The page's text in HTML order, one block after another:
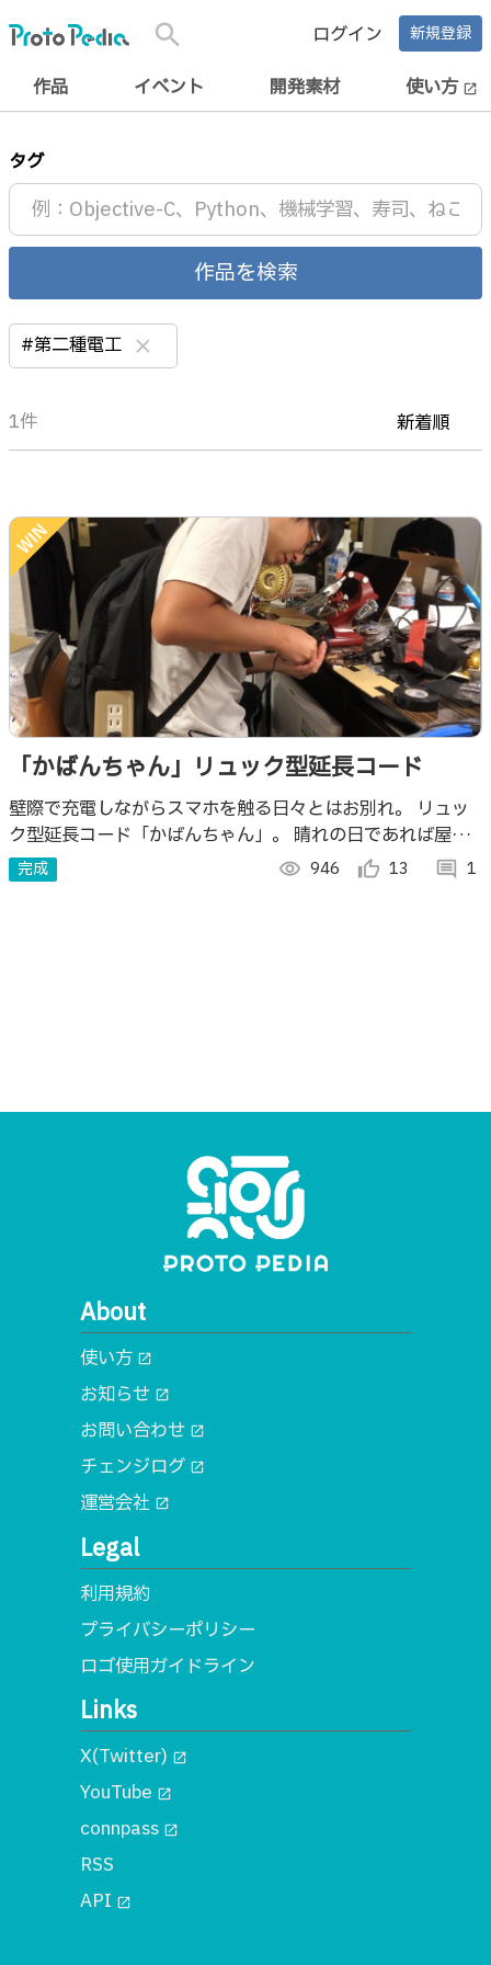
search ログイン 新規登録
作品 イベント 開発素材 使い方 open_in_new
タグ
作品を検索
#第二種電工 clear
1件 新着順
「かばんちゃん」リュック型延長コード
壁際で充電しながらスマホを触る日々とはお別れ。 リュッ
ク型延長コード「かばんちゃん」。 晴れの日であれば屋外
でも使えるので、キャンプに持って行けば「歩く充電スポッ
ト」になって一躍みんなの人気者。
完成 visibility 946 thumb_up_alt 13 comment 1
About
使い方 open_in_new
お知らせ open_in_new
お問い合わせ open_in_new
チェンジログ open_in_new
運営会社 open_in_new
Legal
利用規約
プライバシーポリシー
ロゴ使用ガイドライン
Links
X(Twitter) open_in_new
YouTube open_in_new
connpass open_in_new
RSS
API open_in_new